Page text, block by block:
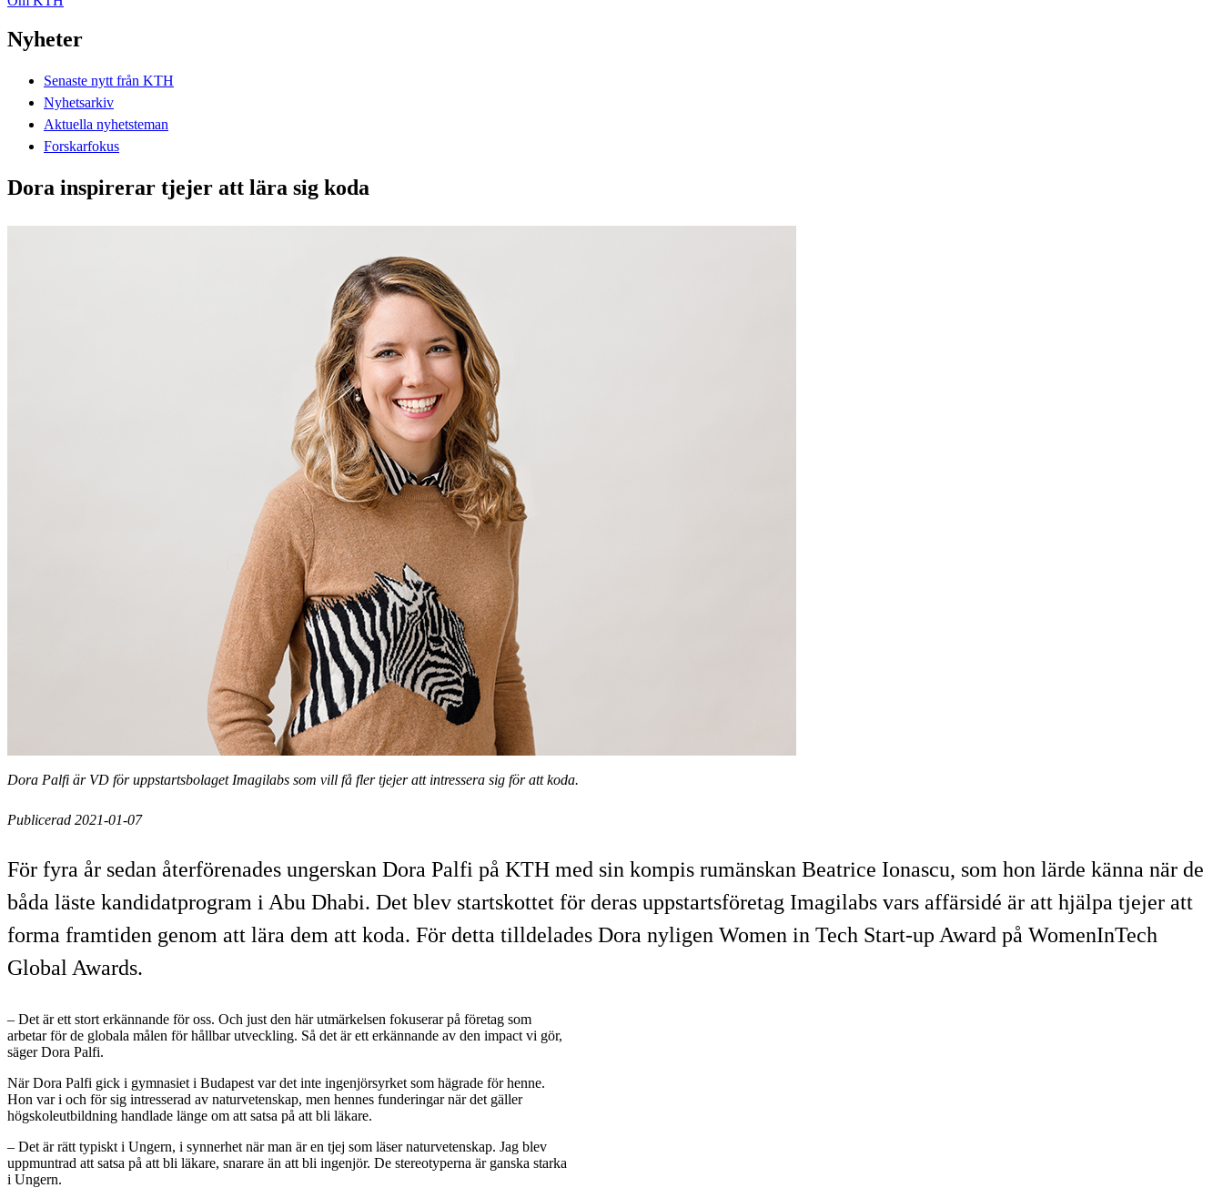
Nyheter
Senaste nytt från KTH
Nyhetsarkiv
Aktuella nyhetsteman
Forskarfokus
Dora inspirerar tjejer att lära sig koda
Dora Palfi är VD för uppstartsbolaget Imagilabs som vill få fler tjejer att intressera sig för att koda.
Publicerad 2021-01-07
För fyra år sedan återförenades ungerskan Dora Palfi på KTH med sin kompis rumänskan Beatrice Ionascu, som hon lärde känna när de
båda läste kandidatprogram i Abu Dhabi. Det blev startskottet för deras uppstartsföretag Imagilabs vars affärsidé är att hjälpa tjejer att
forma framtiden genom att lära dem att koda. För detta tilldelades Dora nyligen Women in Tech Start-up Award på WomenInTech
Global Awards.
– Det är ett stort erkännande för oss. Och just den här utmärkelsen fokuserar på företag som
arbetar för de globala målen för hållbar utveckling. Så det är ett erkännande av den impact vi gör,
säger Dora Palfi.
När Dora Palfi gick i gymnasiet i Budapest var det inte ingenjörsyrket som hägrade för henne.
Hon var i och för sig intresserad av naturvetenskap, men hennes funderingar när det gäller
högskoleutbildning handlade länge om att satsa på att bli läkare.
– Det är rätt typiskt i Ungern, i synnerhet när man är en tjej som läser naturvetenskap. Jag blev
uppmuntrad att satsa på att bli läkare, snarare än att bli ingenjör. De stereotyperna är ganska starka
i Ungern.